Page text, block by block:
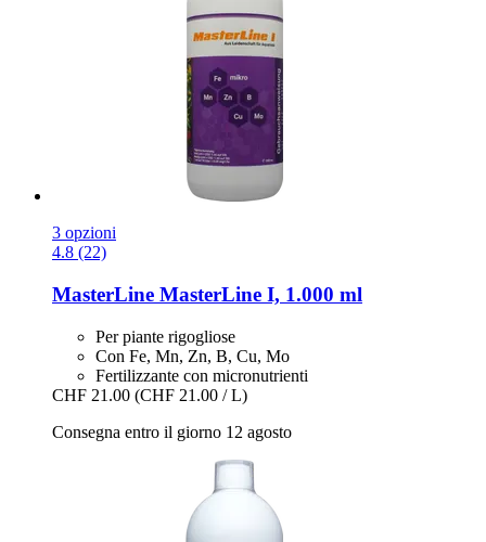
3 opzioni
4.8 (22)
MasterLine MasterLine I, 1.000 ml
Per piante rigogliose
Con Fe, Mn, Zn, B, Cu, Mo
Fertilizzante con micronutrienti
CHF 21.00 (CHF 21.00 / L)
Consegna entro il giorno 12 agosto